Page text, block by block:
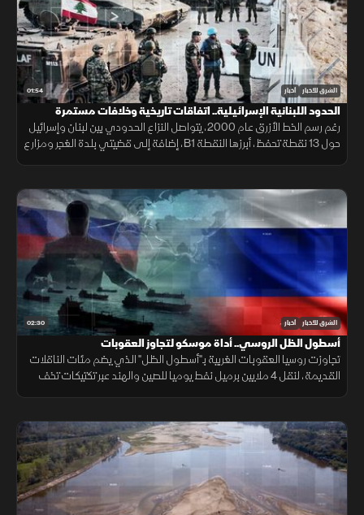
01:54 الشرق للأخبار أخبار
الحدود اللبنانية الإسرائيلية.. اتفاقات تاريخية وخلافات مستمرة
رغم رسم الخط الأزرق عام 2000، يتواصل النزاع الحدودي بين لبنان وإسرائيل
حول 13 نقطة تحفظ، أبرزها النقطة B1، إضافة إلى قضيتي بلدة الغجر ومزارع
02:30 الشرق للأخبار أخبار
أسطول الظل الروسي.. أداة موسكو لتجاوز العقوبات
تجاوزت روسيا العقوبات الغربية بـ"أسطول الظل" الذي يضم مئات الناقلات
القديمة، لنقل 4 ملايين برميل نفط يوميا للصين والهند عبر تكتيكات تخف